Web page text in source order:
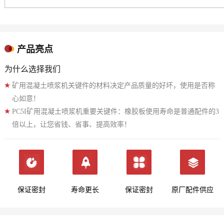
产品亮点
为什么选择我们
矿用混凝土喷浆机关键件的材料决定产品质量的好坏，使用是否称
心如意！
PC5I矿用混凝土喷浆机重要关键件：橡胶板使用寿命是普通配件的3
倍以上，让您省钱、省事、提高效率！
保证密封 寿命更长 保证密封 原厂配件供应